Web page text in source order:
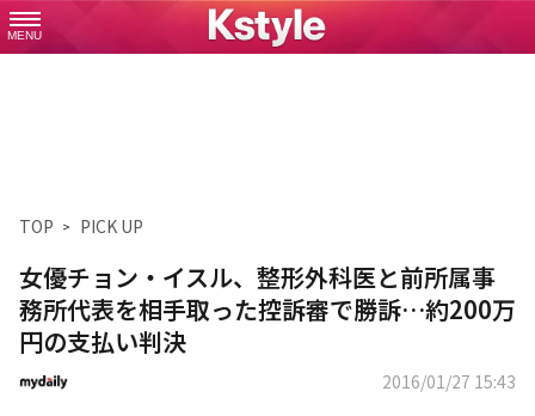
MENU
TOP PICK UP
女優チョン・イスル、整形外科医と前所属事
務所代表を相手取った控訴審で勝訴…約200万
円の支払い判決
2016/01/27 15:43